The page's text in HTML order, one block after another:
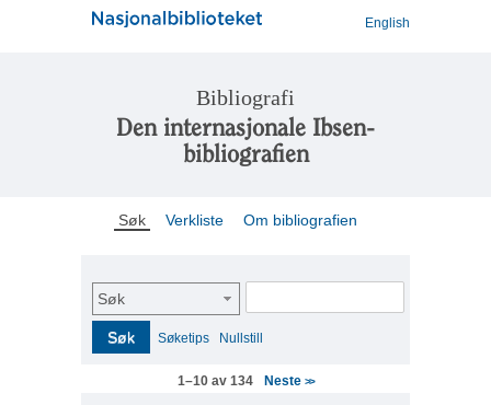
English
Bibliografi
Den internasjonale Ibsen-
bibliografien
Søk Verkliste Om bibliografien
Søk
Søk Søketips Nullstill
1–10 av 134 Neste >>